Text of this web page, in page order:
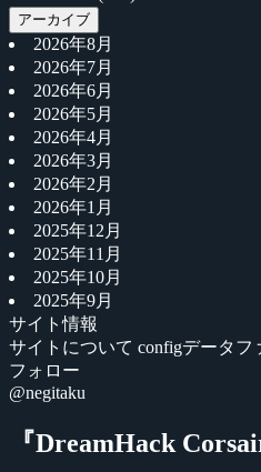
アーカイブ
2026年8月
2026年7月
2026年6月
2026年5月
2026年4月
2026年3月
2026年2月
2026年1月
2025年12月
2025年11月
2025年10月
2025年9月
サイト情報
サイトについて configデータフ
フォロー
@negitaku
『DreamHack